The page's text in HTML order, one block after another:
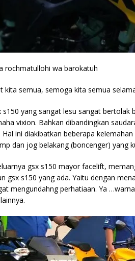
rochmatullohi wa barokatuh
kita semua, semoga kita semua
s150 yang sangat lesu sangat bertolak
vixion. Bahkan dibandingkan
ini diakibatkan beberapa
dan jog belakang (boncenger) yang
gsx s150 mayor facelift,
gsx s150 yang ada. Yaitu dengan
mengundahng perhatiaan. Ya